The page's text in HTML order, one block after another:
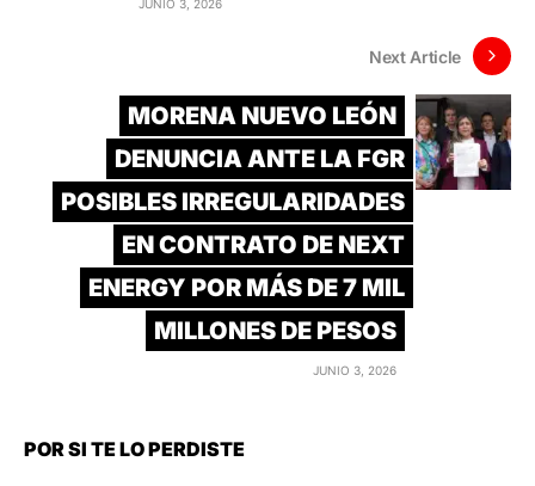
JUNIO 3, 2026
Next Article
MORENA NUEVO LEÓN
DENUNCIA ANTE LA FGR
POSIBLES IRREGULARIDADES
EN CONTRATO DE NEXT
ENERGY POR MÁS DE 7 MIL
MILLONES DE PESOS
JUNIO 3, 2026
POR SI TE LO PERDISTE